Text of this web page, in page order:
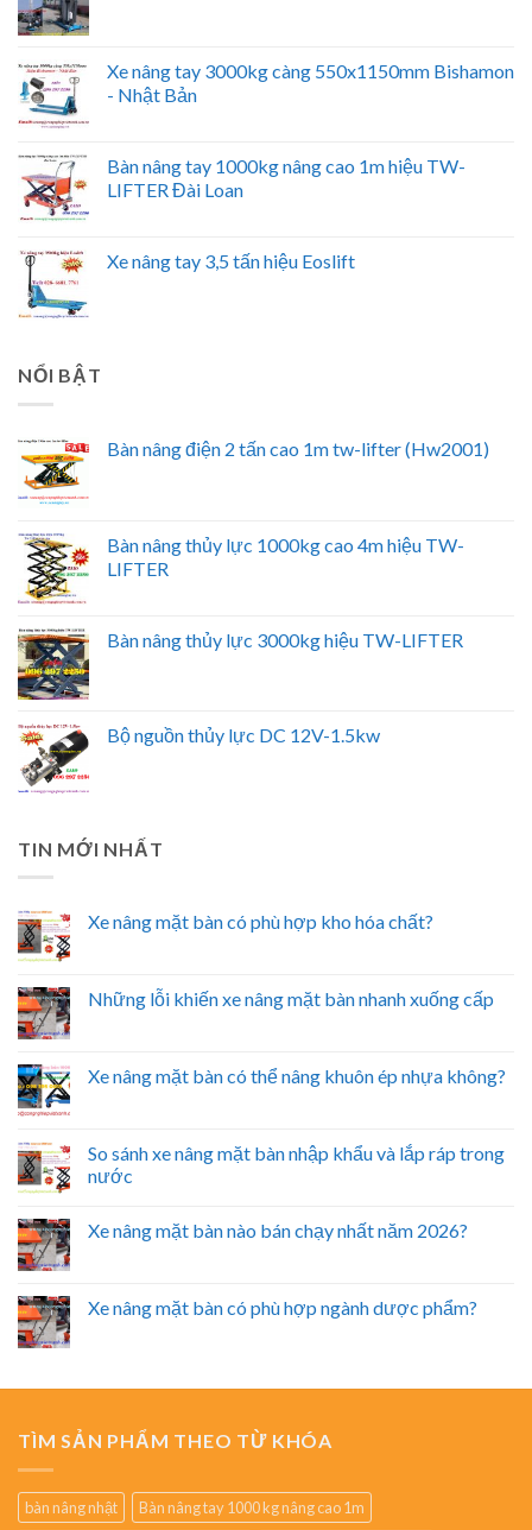
Xe nâng tay 3000kg càng 550x1150mm Bishamon
- Nhật Bản
Bàn nâng tay 1000kg nâng cao 1m hiệu TW-
LIFTER Đài Loan
Xe nâng tay 3,5 tấn hiệu Eoslift
NỔI BẬT
Bàn nâng điện 2 tấn cao 1m tw-lifter (Hw2001)
Bàn nâng thủy lực 1000kg cao 4m hiệu TW-
LIFTER
Bàn nâng thủy lực 3000kg hiệu TW-LIFTER
Bộ nguồn thủy lực DC 12V-1.5kw
TIN MỚI NHẤT
Xe nâng mặt bàn có phù hợp kho hóa chất?
Những lỗi khiến xe nâng mặt bàn nhanh xuống cấp
Xe nâng mặt bàn có thể nâng khuôn ép nhựa không?
So sánh xe nâng mặt bàn nhập khẩu và lắp ráp trong
nước
Xe nâng mặt bàn nào bán chạy nhất năm 2026?
Xe nâng mặt bàn có phù hợp ngành dược phẩm?
TÌM SẢN PHẨM THEO TỪ KHÓA
bàn nâng nhật
Bàn nâng tay 1000 kg nâng cao 1m